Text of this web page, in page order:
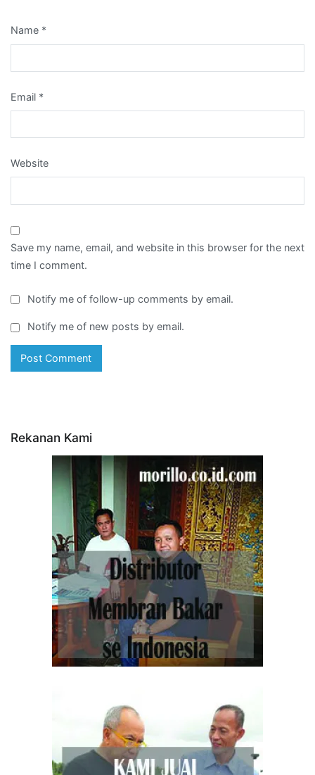
Name *
Email *
Website
Save my name, email, and website in this browser for the next
time I comment.
Notify me of follow-up comments by email.
Notify me of new posts by email.
Rekanan Kami